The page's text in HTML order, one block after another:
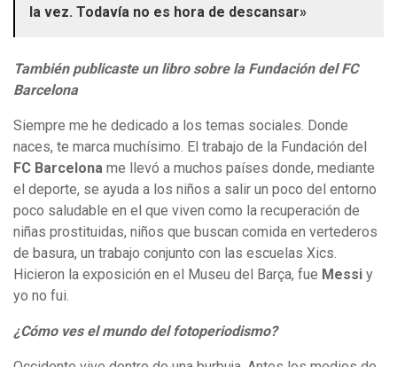
la vez. Todavía no es hora de descansar»
También publicaste un libro sobre la Fundación del FC
Barcelona
Siempre me he dedicado a los temas sociales. Donde
naces, te marca muchísimo. El trabajo de la Fundación del
FC Barcelona me llevó a muchos países donde, mediante
el deporte, se ayuda a los niños a salir un poco del entorno
poco saludable en el que viven como la recuperación de
niñas prostituidas, niños que buscan comida en vertederos
de basura, un trabajo conjunto con las escuelas Xics.
Hicieron la exposición en el Museu del Barça, fue Messi y
yo no fui.
¿Cómo ves el mundo del fotoperiodismo?